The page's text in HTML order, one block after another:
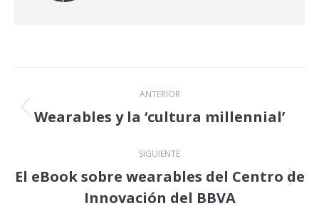
Navegación
entre
publicaciones
ANTERIOR
Publicación
Wearables y la ‘cultura millennial’
SIGUIENTE
Publicación
siguiente:
El eBook sobre wearables del Centro de
Innovación del BBVA